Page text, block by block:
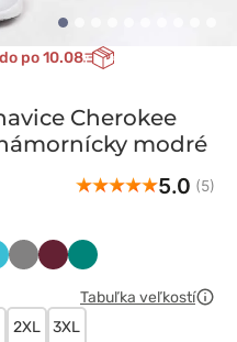
po 10.08
Cherokee
modré
5.0 (5)
Szary Wiśniowy
Zielony
Tabuľka veľkostí
2XL 3XL